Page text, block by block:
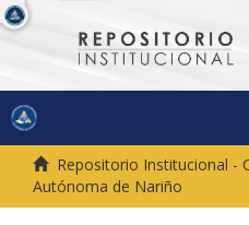
Repositorio Institucional -
Autónoma de Nariño